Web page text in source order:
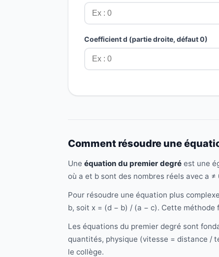
Coefficient d (partie droite, défaut 0)
Comment résoudre une
Une équation du premier degré est une
où a et b sont des nombres réels avec a
Pour résoudre une équation plus
b, soit x = (d − b) / (a − c). Cette
Les équations du premier degré sont
quantités, physique (vitesse = distance /
le collège.